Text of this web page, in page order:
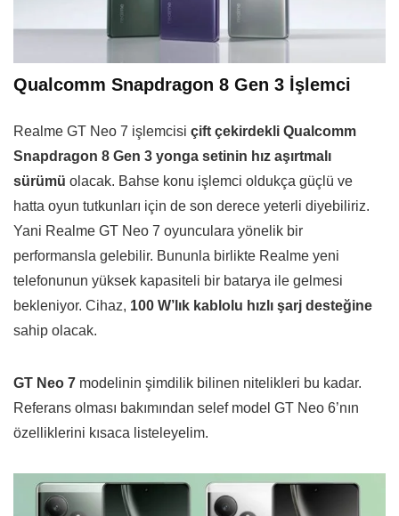
Qualcomm Snapdragon 8 Gen 3 İşlemci
Realme GT Neo 7 işlemcisi çift çekirdekli Qualcomm
Snapdragon 8 Gen 3 yonga setinin hız aşırtmalı
sürümü olacak. Bahse konu işlemci oldukça güçlü ve
hatta oyun tutkunları için de son derece yeterli diyebiliriz.
Yani Realme GT Neo 7 oyunculara yönelik bir
performansla gelebilir. Bununla birlikte Realme yeni
telefonunun yüksek kapasiteli bir batarya ile gelmesi
bekleniyor. Cihaz, 100 W’lık kablolu hızlı şarj desteğine
sahip olacak.
GT Neo 7 modelinin şimdilik bilinen nitelikleri bu kadar.
Referans olması bakımından selef model GT Neo 6’nın
özelliklerini kısaca listeleyelim.